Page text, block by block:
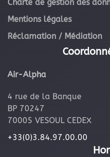
Charte de gestion des
Mentions légales
Réclamation / Médiation
Air-Alpha
4 rue de la Banque
BP 70247
70005 VESOUL CEDEX
+33(0)3.84.97.00.00